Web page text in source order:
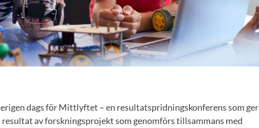
dags för Mittlyftet – en resultatspridningskonferens som ger
av forskningsprojekt som genomförs tillsammans med